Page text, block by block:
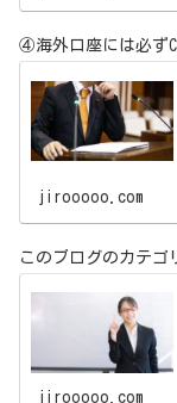
④海外口座には必ず
jirooooo.com
このブログのカテゴ
jirooooo.com